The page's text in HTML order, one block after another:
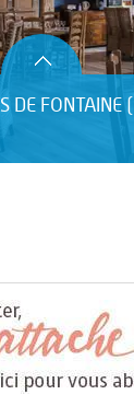
DE FONTAINE